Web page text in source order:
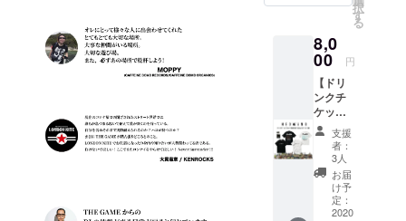
’S×SAB
BAT13×
ROLLIN
G
CRADL
Eステッ
カー1
枚。 ●
壁面ポ
スター
へのお
名前掲
載。 ※
掲載可
能な方
WHITE)
・サイ
ズ：M /
L / XL /
XXL ●
ドリン
クチ
ケット1
枚。 有
効期限
は営業
再開か
ら6ヶ月
以内。
択
す
る
8,0
00 円
【ドリ
ンクチ
ケット
(1枚)＋
HEDWi
NG T
シャツ
＋ス
テッ
カー1枚
支援
者：
3人
お届
け予
定：
2020